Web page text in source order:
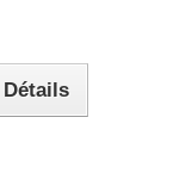
Détails